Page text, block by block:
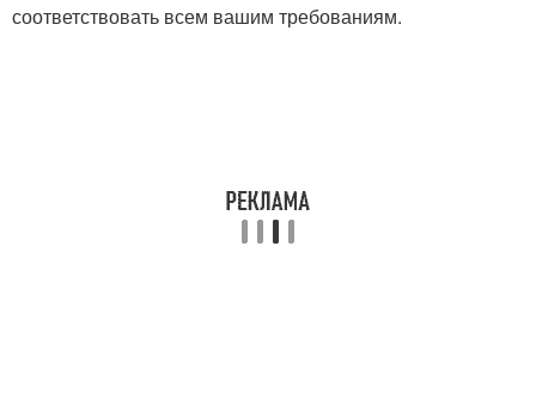
соответствовать всем вашим требованиям.